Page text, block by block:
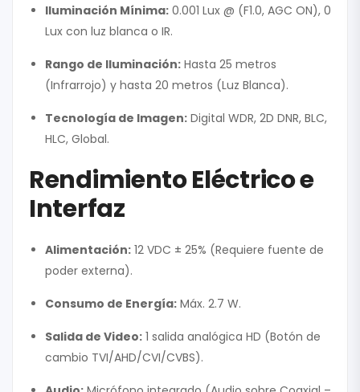
Iluminación Mínima: 0.001 Lux @ (F1.0, AGC ON), 0
Lux con luz blanca o IR.
Rango de Iluminación: Hasta 25 metros
(Infrarrojo) y hasta 20 metros (Luz Blanca).
Tecnología de Imagen: Digital WDR, 2D DNR, BLC,
HLC, Global.
Rendimiento Eléctrico e
Interfaz
Alimentación: 12 VDC ± 25% (Requiere fuente de
poder externa).
Consumo de Energía: Máx. 2.7 W.
Salida de Video: 1 salida analógica HD (Botón de
cambio TVI/AHD/CVI/CVBS).